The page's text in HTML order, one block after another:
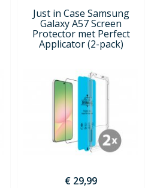
Just in Case Samsung
Galaxy A57 Screen
Protector met Perfect
Applicator (2-pack)
€ 29,99